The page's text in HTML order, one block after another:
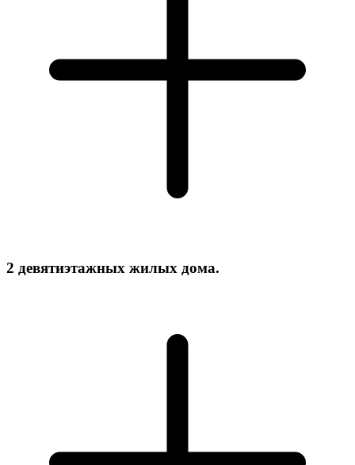
2 девятиэтажных жилых дома.